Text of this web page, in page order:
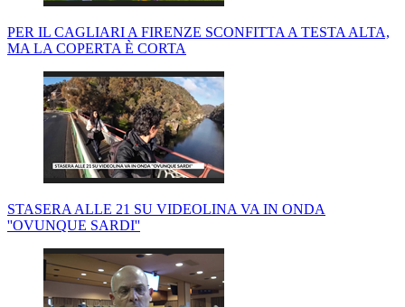
PER IL CAGLIARI A FIRENZE SCONFITTA A TESTA ALTA,
MA LA COPERTA È CORTA
STASERA ALLE 21 SU VIDEOLINA VA IN ONDA
''OVUNQUE SARDI''